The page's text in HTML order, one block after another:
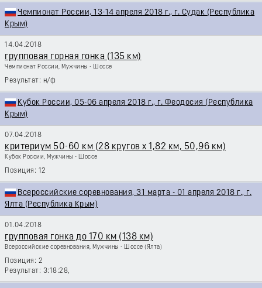
Чемпионат России, 13-14 апреля 2018 г., г. Судак (Республика
Крым)
14.04.2018
групповая горная гонка (135 км)
Чемпионат России, Мужчины - Шоссе
н/ф
Кубок России, 05-06 апреля 2018 г., г. Феодосия (Республика
Крым)
07.04.2018
критериум 50-60 км (28 кругов х 1,82 км, 50,96 км)
Кубок России, Мужчины - Шоссе
12
Всероссийские соревнования, 31 марта - 01 апреля 2018 г., г.
Ялта (Республика Крым)
01.04.2018
групповая гонка до 170 км (138 км)
Всероссийские соревнования, Мужчины - Шоссе (Ялта)
2
3:18:28,